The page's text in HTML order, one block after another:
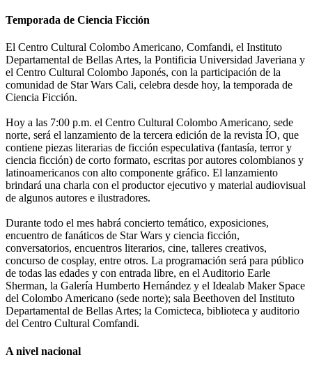
Temporada de Ciencia Ficción
El Centro Cultural Colombo Americano, Comfandi, el Instituto
Departamental de Bellas Artes, la Pontificia Universidad Javeriana y
el Centro Cultural Colombo Japonés, con la participación de la
comunidad de Star Wars Cali, celebra desde hoy, la temporada de
Ciencia Ficción.
Hoy a las 7:00 p.m. el Centro Cultural Colombo Americano, sede
norte, será el lanzamiento de la tercera edición de la revista ÍO, que
contiene piezas literarias de ficción especulativa (fantasía, terror y
ciencia ficción) de corto formato, escritas por autores colombianos y
latinoamericanos con alto componente gráfico. El lanzamiento
brindará una charla con el productor ejecutivo y material audiovisual
de algunos autores e ilustradores.
Durante todo el mes habrá concierto temático, exposiciones,
encuentro de fanáticos de Star Wars y ciencia ficción,
conversatorios, encuentros literarios, cine, talleres creativos,
concurso de cosplay, entre otros. La programación será para público
de todas las edades y con entrada libre, en el Auditorio Earle
Sherman, la Galería Humberto Hernández y el Idealab Maker Space
del Colombo Americano (sede norte); sala Beethoven del Instituto
Departamental de Bellas Artes; la Comicteca, biblioteca y auditorio
del Centro Cultural Comfandi.
A nivel nacional